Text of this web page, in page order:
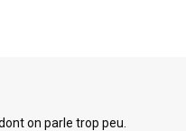
on parle trop peu.